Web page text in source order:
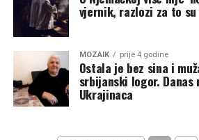
vjernik, razlozi za to
MOZAIK prije 4 godine
Ostala je bez sina i
srbijanski logor.
Ukrajinaca